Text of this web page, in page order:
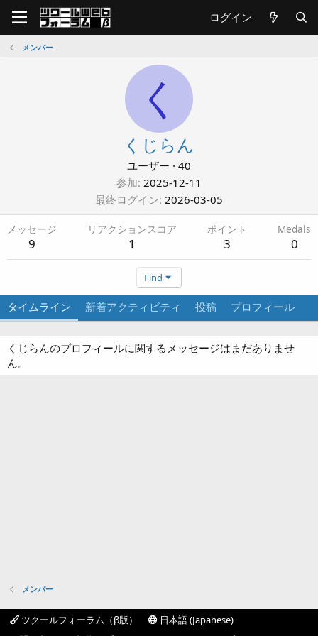
ログイン
メンバー
く
くじらん
ユーザー · 40
参加 2025-12-11
最終ログイン 2026-03-05
メッセージ
9
リアクションスコア
1
ポイント
3
Medals
0
Find
タイムライン 新着アクティビティ 投稿 プロフィール
くじらんのプロフィールに関するメッセージはまだありませ
ん。
メンバー
ツクールフォーラム（β版）
日本語 (Japanese)